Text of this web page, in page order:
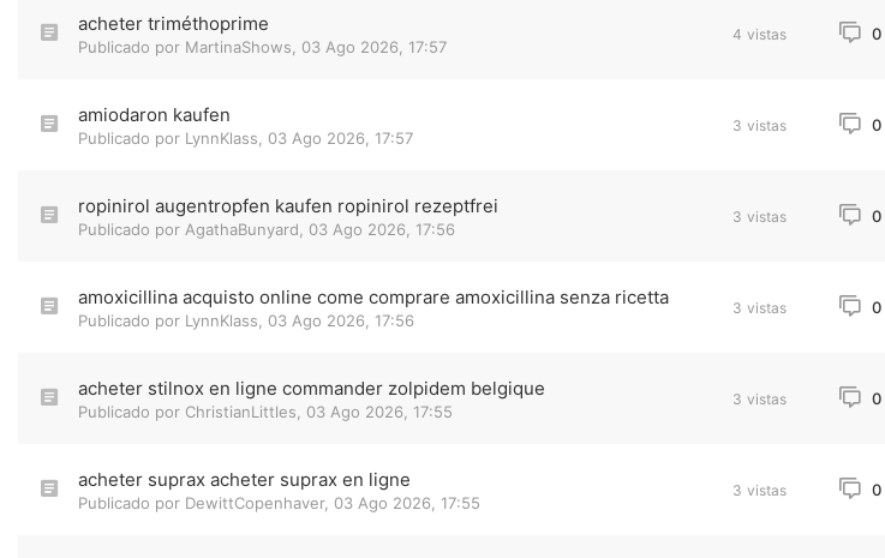
acheter triméthoprime
Publicado por MartinaShows 03 Ago 2026, 17:57
4 vistas 0
amiodaron kaufen
Publicado por LynnKlass 03 Ago 2026, 17:57
3 vistas 0
ropinirol augentropfen kaufen ropinirol rezeptfrei
Publicado por AgathaBunyard 03 Ago 2026, 17:56
3 vistas 0
amoxicillina acquisto online come comprare amoxicillina senza ricetta
Publicado por LynnKlass 03 Ago 2026, 17:56
3 vistas 0
acheter stilnox en ligne commander zolpidem belgique
Publicado por ChristianLittles 03 Ago 2026, 17:55
3 vistas 0
acheter suprax acheter suprax en ligne
Publicado por DewittCopenhaver, 03 Ago 2026, 17:55
3 vistas 0